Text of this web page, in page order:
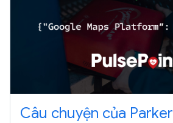
Câu chuyện của Parker